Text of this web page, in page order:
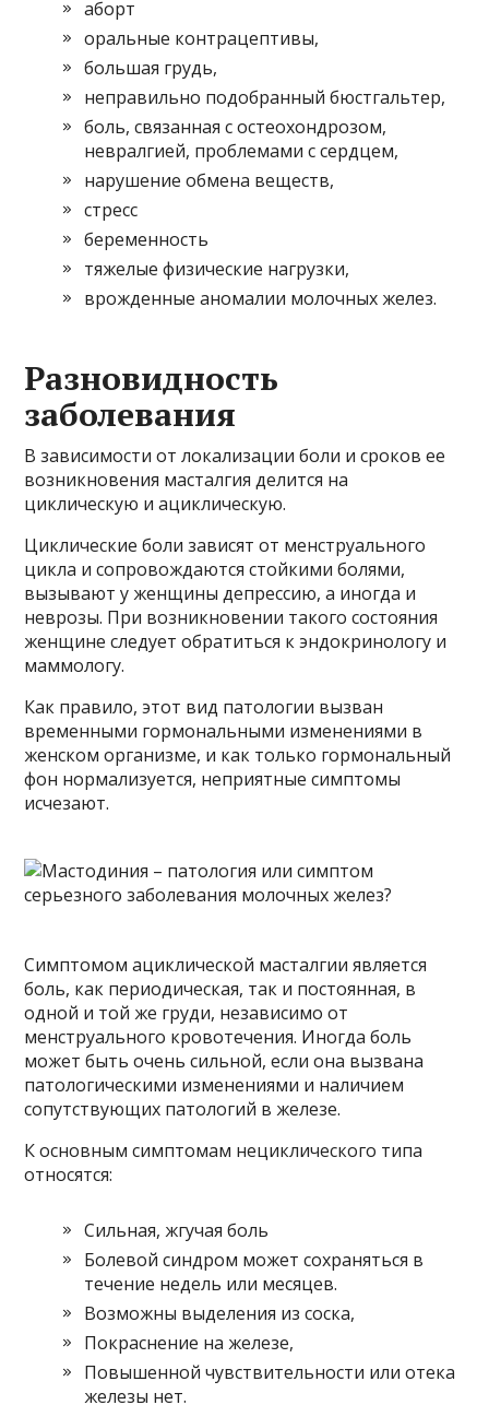
аборт
оральные контрацептивы,
большая грудь,
неправильно подобранный бюстгальтер,
боль, связанная с остеохондрозом,
невралгией, проблемами с сердцем,
нарушение обмена веществ,
стресс
беременность
тяжелые физические нагрузки,
врожденные аномалии молочных желез.
Разновидность
заболевания
В зависимости от локализации боли и сроков ее
возникновения масталгия делится на
циклическую и ациклическую.
Циклические боли зависят от менструального
цикла и сопровождаются стойкими болями,
вызывают у женщины депрессию, а иногда и
неврозы. При возникновении такого состояния
женщине следует обратиться к эндокринологу и
маммологу.
Как правило, этот вид патологии вызван
временными гормональными изменениями в
женском организме, и как только гормональный
фон нормализуется, неприятные симптомы
исчезают.
Симптомом ациклической масталгии является
боль, как периодическая, так и постоянная, в
одной и той же груди, независимо от
менструального кровотечения. Иногда боль
может быть очень сильной, если она вызвана
патологическими изменениями и наличием
сопутствующих патологий в железе.
К основным симптомам нециклического типа
относятся:
Сильная, жгучая боль
Болевой синдром может сохраняться в
течение недель или месяцев.
Возможны выделения из соска,
Покраснение на железе,
Повышенной чувствительности или отека
железы нет.